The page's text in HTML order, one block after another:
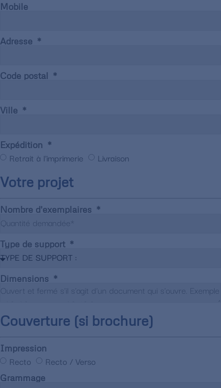
Mobile
Adresse
Code postal
Ville
Expédition
Retrait à l'imprimerie Livraison
Votre projet
Nombre d'exemplaires
Type de support
Dimensions
Couverture (si brochure)
Impression
Recto Recto / Verso
Grammage